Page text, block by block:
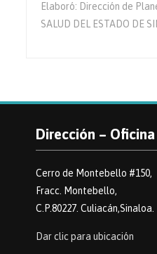
Elaboró: Dirección de
SALUD DEL ESTADO DE
Dirección –
Cerro de Montebello #150,
Fracc. Montebello,
C.P.80227. Culiacán,Sinaloa.
Dar clic para ubicación